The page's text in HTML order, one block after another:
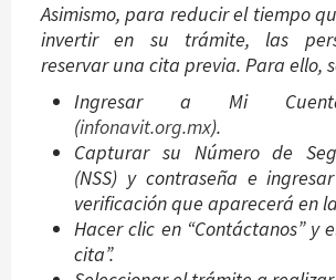
Asimismo, para reducir el tiempo
invertir en su trámite, las
reservar una cita previa. Para ello,
Ingresar a Mi
(infonavit.org.mx).
Capturar su Número de
(NSS) y contraseña e
verificación que aparecerá en
Hacer clic en “Contáctanos” y
cita”.